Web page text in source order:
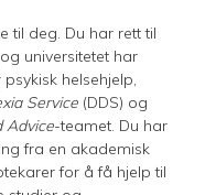
til deg. Du har rett til
universitetet har
helsehjelp,
Service (DDS) og
Advice-teamet. Du har
fra en akademisk
for å få hjelp til